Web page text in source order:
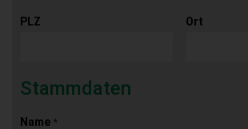
PLZ Ort
Stammdaten
Name *